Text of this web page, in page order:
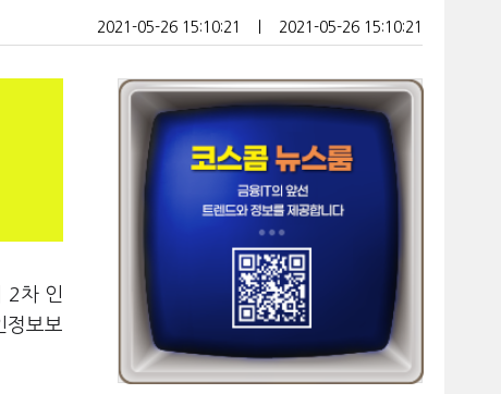
2021-05-26 15:10:21 2021-05-26 15:10:21
2차 인
정보보